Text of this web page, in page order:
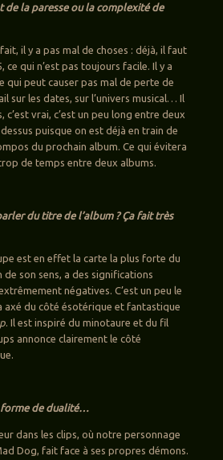
de la paresse ou la complexité de
il y a pas mal de choses : déjà, il faut
ce qui n’est pas toujours facile. Il y a
qui peut causer pas mal de perte de
sur les dates, sur l’univers musical… Il
vrai, c’est un peu long entre deux
puisque on est déjà en train de
du prochain album. Ce qui évitera
de temps entre deux albums.
du titre de l’album ? Ça fait très
est en effet la carte la plus forte du
son sens, a des significations
négatives. C’est un peu le
axé du côté ésotérique et fantastique
. Il est inspiré du minotaure et du fil
annonce clairement le côté
forme de dualité…
dans les clips, où notre personnage
Dog, fait face à ses propres démons.